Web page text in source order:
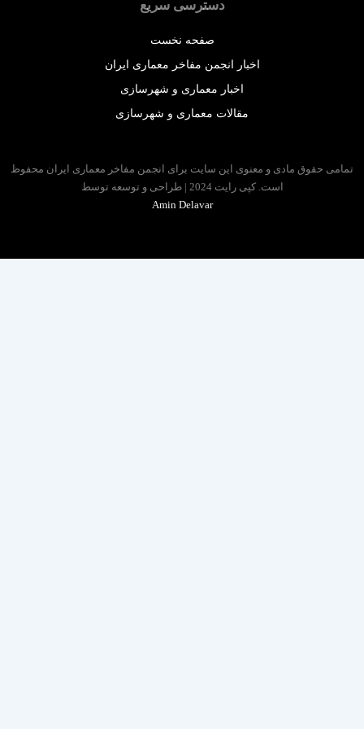
دسترسی سریع
صفحه نخست
اخبار انجمن مفاخر معماری ایران
اخبار معماری و شهرسازی
مقالات معماری و شهرسازی
حقوق مادی و معنوی این سایت برای انجمن مفاخر معماری ایران محفوظ
است. کپی رایت 2024 | طراحی و توسعه توسط
Amin Delavar